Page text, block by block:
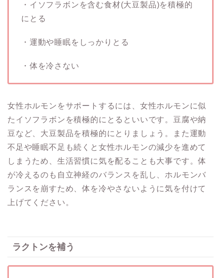
・イソフラボンを含む食材(大豆製品)を積極的
にとる
・運動や睡眠をしっかりとる
・体を冷さない
女性ホルモンをサポートするには、女性ホルモンに似
たイソフラボンを積極的にとるといいです。豆腐や納
豆など、大豆製品を積極的にとりましょう。また運動
不足や睡眠不足も続くと女性ホルモンの減少を進めて
しまうため、生活習慣に気を配ることも大事です。体
が冷えるのも自立神経のバランスを乱し、ホルモンバ
ランスを崩すため、体を冷やさないように気を付けて
上げてください。
ラクトンを補う